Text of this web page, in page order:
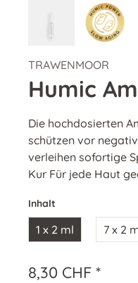
TRAWENMOOR
Humic
Die hochdosierten
schützen vor
verleihen sofortige
Kur Für jede Haut
Inhalt
1 x 2 ml 7 x 2
8,30 CHF *